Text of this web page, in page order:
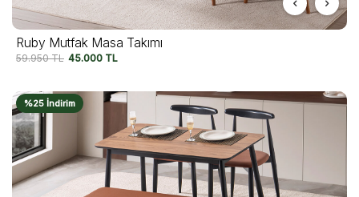
Ruby Mutfak Masa Takımı
59.950TL 45.000 TL
%25 İndirim